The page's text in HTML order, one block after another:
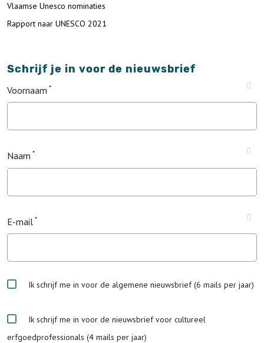
Vlaamse Unesco nominaties
Rapport naar UNESCO 2021
Schrijf je in voor de nieuwsbrief
Voornaam
Naam
E-mail
Ik schrijf me in voor de algemene nieuwsbrief (6 mails per jaar)
Ik schrijf me in voor de nieuwsbrief voor cultureel
erfgoedprofessionals (4 mails per jaar)